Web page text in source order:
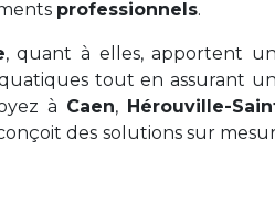
professionnels.
, quant à elles, apportent
tout en assurant
à Caen, Hérouville-
des solutions sur